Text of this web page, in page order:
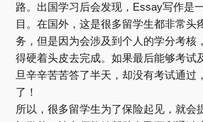
路。出国学习后会发现，Essay写作是
目。在国外，这是很多留学生都非常头
务，但是因为会涉及到个人的学分考核
得硬着头皮去完成。如果最后能够考试
旦辛辛苦苦答了半天，却没有考试通过
了！
所以，很多留学生为了保险起见，就会